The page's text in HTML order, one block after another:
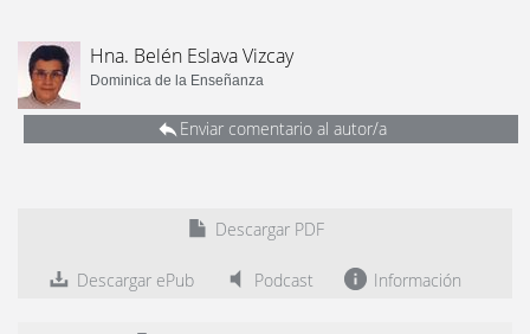
Hna. Belén Eslava Vizcay
Dominica de la Enseñanza
Enviar comentario al autor/a
Descargar PDF
Descargar ePub Podcast Información